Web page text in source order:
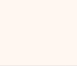
Maritaca